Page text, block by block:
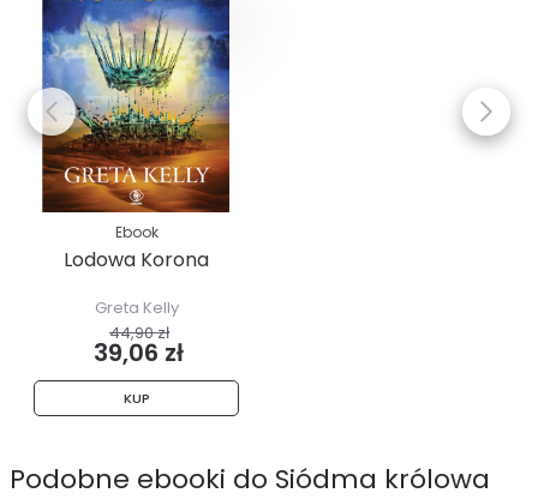
Ebook
Lodowa Korona
Greta Kelly
44,90 zł
39,06 zł
KUP
Podobne ebooki do Siódma królowa